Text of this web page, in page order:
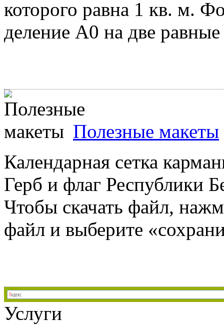
которого равна 1 кв. м.
деление А0 на две
Полезные макеты
Календарная сетка
Герб и флаг Республики
Чтобы скачать файл,
файл и выберите
Услуги